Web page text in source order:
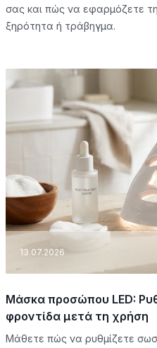
σας και πώς να εφαρμόζετε
ξηρότητα ή τράβηγμα.
13.07.2026
Μάσκα προσώπου LED:
φροντίδα μετά τη χρήση
Μάθετε πώς να ρυθμίζετε